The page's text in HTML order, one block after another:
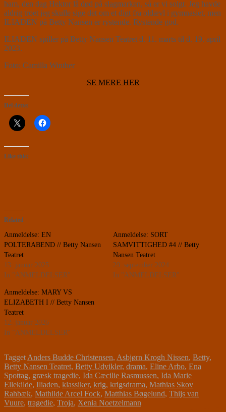
ham, den dag Hektor lå død på slagmarken, så er vi solgt. Jeg havde
aldrig troet jeg skulle sige det om et digt fra oldævl i gymnasiet, men
ILIADEN på Betty Nansen er rystende. Rystende god.
ILIADEN spiller på Betty Nansen Teatret d. 11. marts til d. 19. april
2023.
Foto: Camilla Winther
SE MERE HER
Del dette:
Like this:
Related
Anmeldelse: EN
POLTERABEND // Betty Nansen
Teatret
13. januar 2025
In "ANMELDELSER"
Anmeldelse: SORT
SAMVITTIGHED #4 // Betty
Nansen Teatret
29. september 2024
In "ANMELDELSER"
Anmeldelse: MARY VS
ELIZABETH I // Betty Nansen
Teatret
12. januar 2026
In "ANMELDELSER"
Tagget Anders Budde Christensen, Asbjørn Krogh Nissen, Betty,
Betty Nansen Teatret, Betty Udvikler, drama, Eline Arbo, Ena
Spottag, græsk tragedie, Ida Cæcilie Rasmussen, Ida Marie
Ellekilde, Iliaden, klassiker, krig, krigsdrama, Mathias Skov
Rahbæk, Mathilde Arcel Fock, Matthias Bøgelund, Thijs van
Vuure, tragedie, Troja, Xenia Noetzelmann